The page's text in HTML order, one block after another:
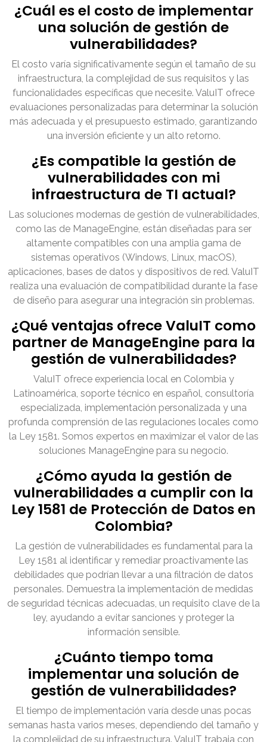
¿Cuál es el costo de implementar
una solución de gestión de
vulnerabilidades?
El costo varía significativamente según el tamaño de su
infraestructura, la complejidad de sus requisitos y las
funcionalidades específicas que necesite. ValuIT ofrece
evaluaciones personalizadas para determinar la solución
más adecuada y el presupuesto estimado, garantizando
una inversión eficiente y un alto retorno.
¿Es compatible la gestión de
vulnerabilidades con mi
infraestructura de TI actual?
Las soluciones modernas de gestión de vulnerabilidades,
como las de ManageEngine, están diseñadas para ser
altamente compatibles con una amplia gama de
sistemas operativos (Windows, Linux, macOS),
aplicaciones, bases de datos y dispositivos de red. ValuIT
realiza una evaluación de compatibilidad durante la fase
de diseño para asegurar una integración sin problemas.
¿Qué ventajas ofrece ValuIT como
partner de ManageEngine para la
gestión de vulnerabilidades?
ValuIT ofrece experiencia local en Colombia y
Latinoamérica, soporte técnico en español, consultoría
especializada, implementación personalizada y una
profunda comprensión de las regulaciones locales como
la Ley 1581. Somos expertos en maximizar el valor de las
soluciones ManageEngine para su negocio.
¿Cómo ayuda la gestión de
vulnerabilidades a cumplir con la
Ley 1581 de Protección de Datos en
Colombia?
La gestión de vulnerabilidades es fundamental para la
Ley 1581 al identificar y remediar proactivamente las
debilidades que podrían llevar a una filtración de datos
personales. Demuestra la implementación de medidas
de seguridad técnicas adecuadas, un requisito clave de la
ley, ayudando a evitar sanciones y proteger la
información sensible.
¿Cuánto tiempo toma
implementar una solución de
gestión de vulnerabilidades?
El tiempo de implementación varía desde unas pocas
semanas hasta varios meses, dependiendo del tamaño y
la complejidad de su infraestructura. ValuIT trabaja con